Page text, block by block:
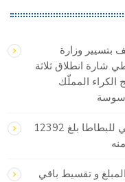
بتسيير وزارة
شارة انطلاق ثلاثة
الكراء المملّك
وزير الفلاحة :المخزون التعديلي للبطاطا بلغ 12392
و تقسيط باقي